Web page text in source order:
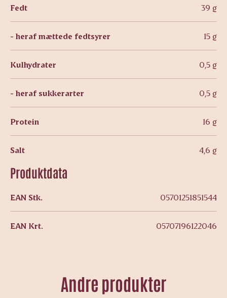
Fedt 39 g
- heraf mættede fedtsyrer 15 g
Kulhydrater 0,5 g
- heraf sukkerarter 0,5 g
Protein 16 g
Salt 4,6 g
Produktdata
EAN Stk. 05701251851544
EAN Krt. 05707196122046
Andre produkter